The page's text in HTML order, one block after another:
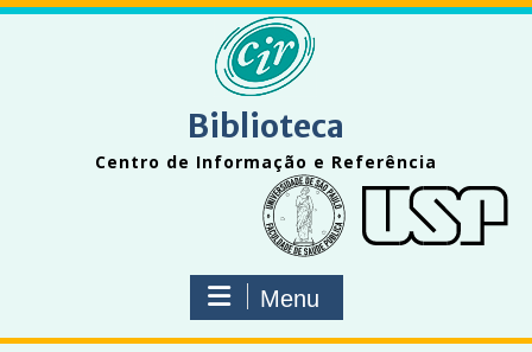
Biblioteca
Centro de Informação e Referência
Menu